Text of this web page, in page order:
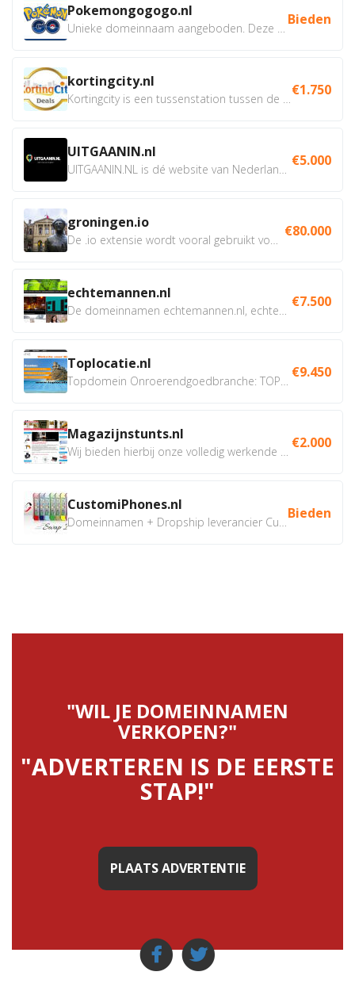
Pokemongogogo.nl Bieden
kortingcity.nl €1.750
UITGAANIN.nl €5.000
groningen.io €80.000
echtemannen.nl €7.500
Toplocatie.nl €9.450
Magazijnstunts.nl €2.000
CustomiPhones.nl Bieden
"WIL JE DOMEINNAMEN
VERKOPEN?"
"ADVERTEREN IS DE EERSTE
STAP!"
PLAATS ADVERTENTIE